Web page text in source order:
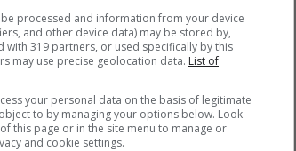
in contatto con Salih per
cerca Ozan per chiarire
scoperta scioccante:
sé una lettera struggente in
la sua famiglia ostile.
processed and information from your device
and other device data) may be stored by,
with 319 partners, or used specifically by this
may use precise geolocation data. List of
your personal data on the basis of legitimate
to by managing your options below. Look
this page or in the site menu to manage or
and cookie settings.